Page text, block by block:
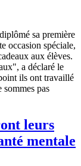
sa première
occasion spéciale,
aux élèves.
a déclaré le
ils ont travaillé
pas
leurs
mentale